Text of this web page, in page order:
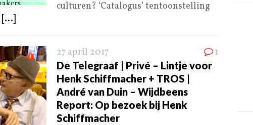
culturen? ‘Catalogus’ tentoonstelling
[...]
27 april 2017 1
De Telegraaf | Privé – Lintje voor
Henk Schiffmacher + TROS |
André van Duin – Wijdbeens
Report: Op bezoek bij Henk
Schiffmacher